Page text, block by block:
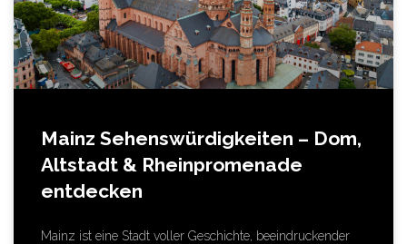
Mainz Sehenswürdigkeiten – Dom,
Altstadt & Rheinpromenade
entdecken
Mainz ist eine Stadt voller Geschichte, beeindruckender